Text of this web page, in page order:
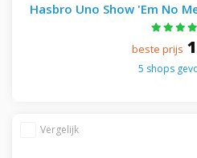
Hasbro Uno Show 'Em No
beste prijs
5 shops